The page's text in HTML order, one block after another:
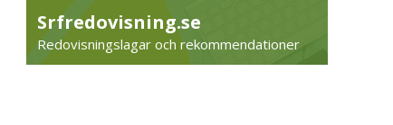
Srfredovisning.se
Redovisningslagar och rekommendationer